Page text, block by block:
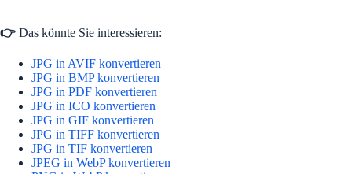
👉 Das könnte Sie interessieren:
JPG in AVIF konvertieren
JPG in BMP konvertieren
JPG in PDF konvertieren
JPG in ICO konvertieren
JPG in GIF konvertieren
JPG in TIFF konvertieren
JPG in TIF konvertieren
JPEG in WebP konvertieren